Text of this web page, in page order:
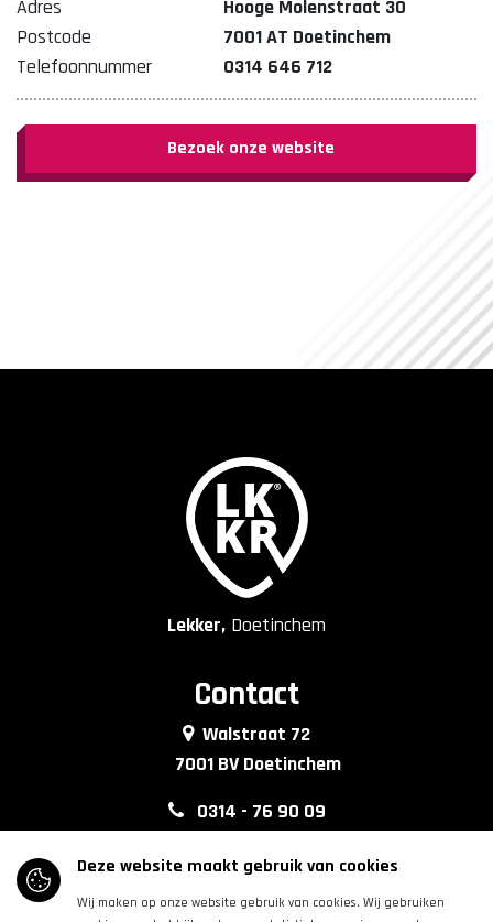
Adres
Hooge Molenstraat 30
Postcode
7001 AT Doetinchem
Telefoonnummer
0314 646 712
Bezoek onze website
Lekker, Doetinchem
Contact
Walstraat 72
7001 BV Doetinchem
0314 - 76 90 09
info@lkkrdoetinchem.nl
Deze website maakt gebruik van cookies
Wij maken op onze website gebruik van cookies. Wij gebruiken